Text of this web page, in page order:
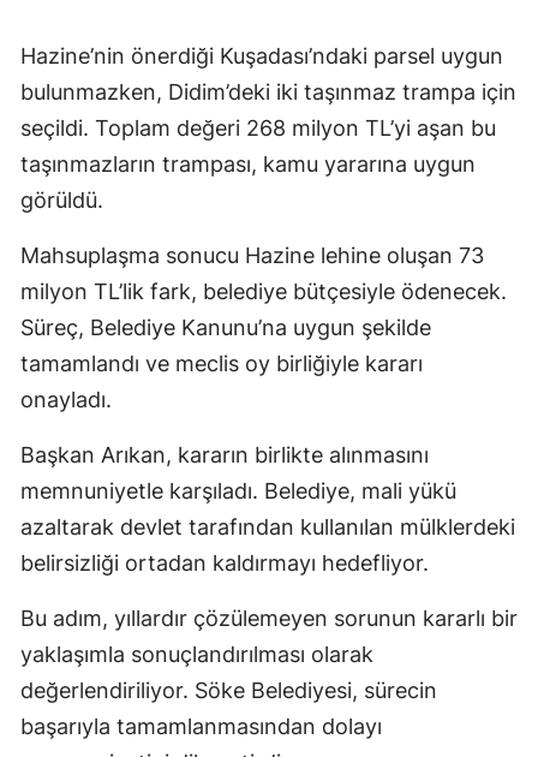
Hazine’nin önerdiği Kuşadası’ndaki parsel uygun
bulunmazken, Didim’deki iki taşınmaz trampa için
seçildi. Toplam değeri 268 milyon TL’yi aşan bu
taşınmazların trampası, kamu yararına uygun
görüldü.
Mahsuplaşma sonucu Hazine lehine oluşan 73
milyon TL’lik fark, belediye bütçesiyle ödenecek.
Süreç, Belediye Kanunu’na uygun şekilde
tamamlandı ve meclis oy birliğiyle kararı
onayladı.
Başkan Arıkan, kararın birlikte alınmasını
memnuniyetle karşıladı. Belediye, mali yükü
azaltarak devlet tarafından kullanılan mülklerdeki
belirsizliği ortadan kaldırmayı hedefliyor.
Bu adım, yıllardır çözülemeyen sorunun kararlı bir
yaklaşımla sonuçlandırılması olarak
değerlendiriliyor. Söke Belediyesi, sürecin
başarıyla tamamlanmasından dolayı